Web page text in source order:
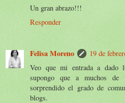
Un gran abrazo!!!
Responder
Felisa Moreno
19 de
Veo que mi entrada a dado
supongo que a muchos
sorprendido el grado de
blogs.